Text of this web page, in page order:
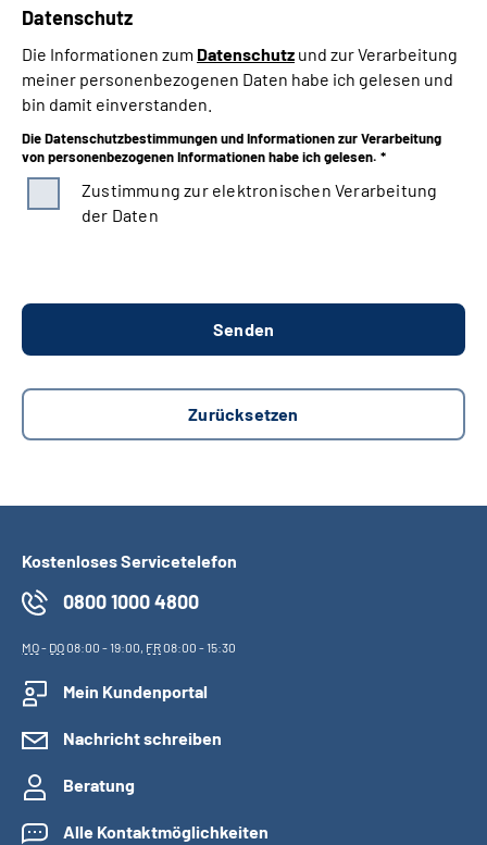
Datenschutz
Die Informationen zum Datenschutz und zur Verarbeitung
meiner personenbezogenen Daten habe ich gelesen und
bin damit einverstanden.
Die Datenschutzbestimmungen und Informationen zur Verarbeitung
von personenbezogenen Informationen habe ich gelesen. *
Zustimmung zur elektronischen Verarbeitung
der Daten
Kostenloses Servicetelefon
0800 1000 4800
MO- DO08:00 - 19:00, FR08:00 - 15:30
Mein Kundenportal
Nachricht schreiben
Beratung
Alle Kontaktmöglichkeiten